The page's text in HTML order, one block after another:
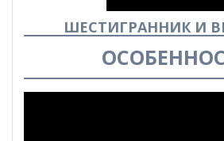
ШЕСТИГРАННИК И